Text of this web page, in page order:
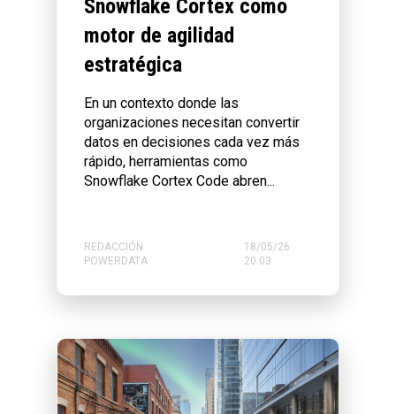
Snowflake Cortex como
motor de agilidad
estratégica
En un contexto donde las
organizaciones necesitan convertir
datos en decisiones cada vez más
rápido, herramientas como
Snowflake Cortex Code abren...
REDACCIÓN
POWERDATA
18/05/26
20:03